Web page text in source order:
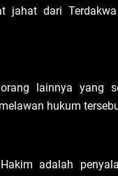
jahat dari
lainnya yang
hukum
adalah